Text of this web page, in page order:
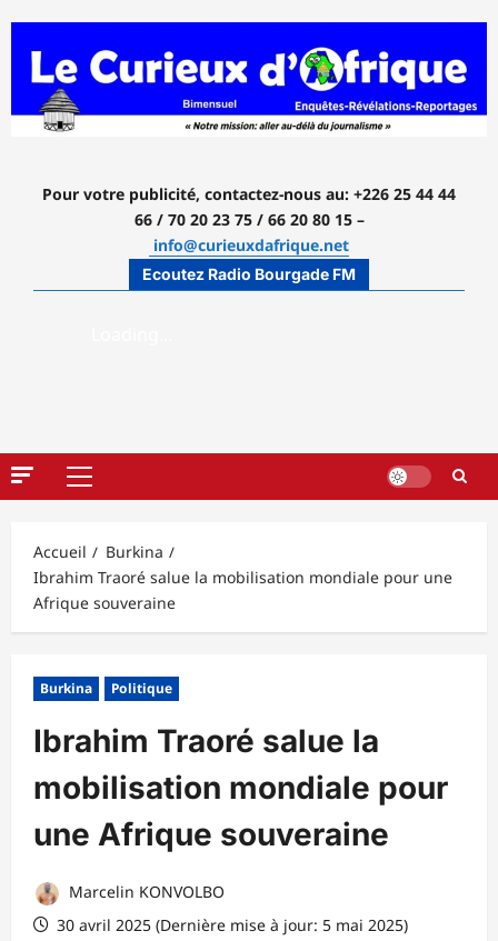
contenu
Pour votre publicité, contactez-nous au: +226 25 44 44
66 / 70 20 23 75 / 66 20 80 15 –
info@curieuxdafrique.net
Ecoutez Radio Bourgade FM
Menu
Accueil
Burkina
Ibrahim Traoré salue la mobilisation mondiale pour une
Afrique souveraine
Burkina Politique
Ibrahim Traoré salue la
mobilisation mondiale pour
une Afrique souveraine
Marcelin KONVOLBO
30 avril 2025 (Dernière mise à jour: 5 mai 2025)